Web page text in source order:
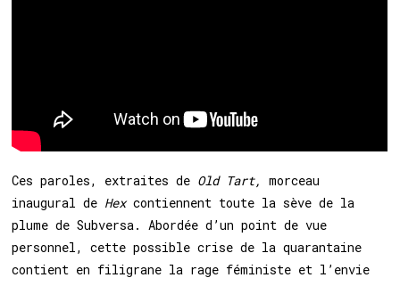
Ces paroles, extraites de Old Tart,morceau
inaugural de Hexcontiennent toute la sève de la
plume de Subversa. Abordée d’un point de vue
personnel, cette possible crise de la quarantaine
contient en filigrane la rage féministe et l’envie